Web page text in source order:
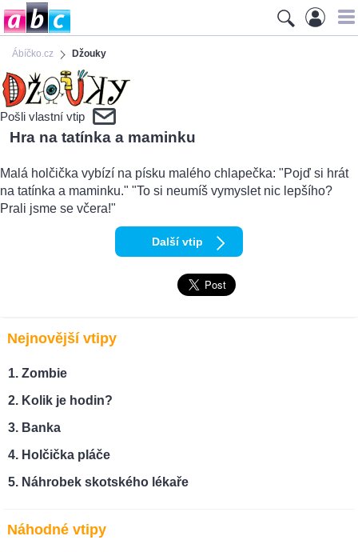
Ábíčko.cz Džouky
Pošli vlastní vtip
Hra na tatínka a maminku
Malá holčička vybízí na písku malého chlapečka: "Pojď si hrát
na tatínka a maminku." "To si neumíš vymyslet nic lepšího?
Prali jsme se včera!"
Další vtip
Nejnovější vtipy
Zombie
Kolik je hodin?
Banka
Holčička pláče
Náhrobek skotského lékaře
Náhodné vtipy